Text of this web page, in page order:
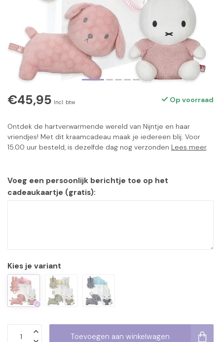
€45,95 Incl. btw Op voorraad
Ontdek de hartverwarmende wereld van Nijntje en haar
vriendjes! Met dit kraamcadeau maak je iedereen blij. Voor
15.00 uur besteld, is dezelfde dag nog verzonden Lees meer.
Voeg een persoonlijk berichtje toe op het
cadeaukaartje (gratis):
Kies je variant
Toevoegen aan winkelwagen